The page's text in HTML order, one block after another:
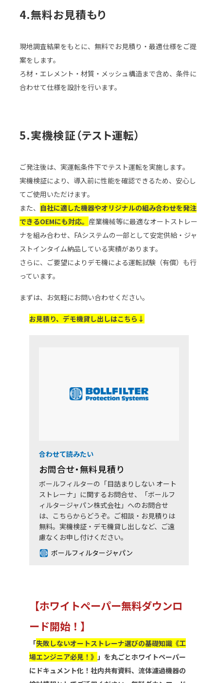
4.無料お見積もり
現地調査結果をもとに、無料でお見積り・最適仕様をご提
案をします。
ろ材・エレメント・材質・メッシュ構造まで含め、条件に
合わせて仕様を設計を行います。
5.実機検証（テスト運転）
ご発注後は、実運転条件下でテスト運転を実施します。
実機検証により、導入前に性能を確認できるため、安心し
てご使用いただけます。
また、 自社に適した機器やオリジナルの組み合わせを発注
できるOEMにも対応。 産業機械等に最適なオートストレー
ナを組み合わせ、FAシステムの一部として安定供給・ジャ
ストインタイム納品している実績があります。
さらに、ご要望によりデモ機による運転試験（有償）も行
っています。
まずは、お気軽にお問い合わせください。
お見積り、デモ機貸し出しはこちら↓
合わせて読みたい
お問合せ・無料見積り
ボールフィルターの「目詰まりしない オート
ストレーナ」に関するお問合せ、「ボールフ
ィルタージャパン株式会社」へのお問合せ
は、こちらからどうぞ。ご相談・お見積りは
無料。実機検証・デモ機貸し出しなど、ご遠
慮なくお申し付けください。
ボールフィルタージャパン
【ホワイトペーパー無料ダウンロ
ード開始！】
「失敗しないオートストレーナ選びの基礎知識《工
場エンジニア必見！》 」を丸ごとホワイトペーパー
にドキュメント化！社内共有資料、流体濾過機器の